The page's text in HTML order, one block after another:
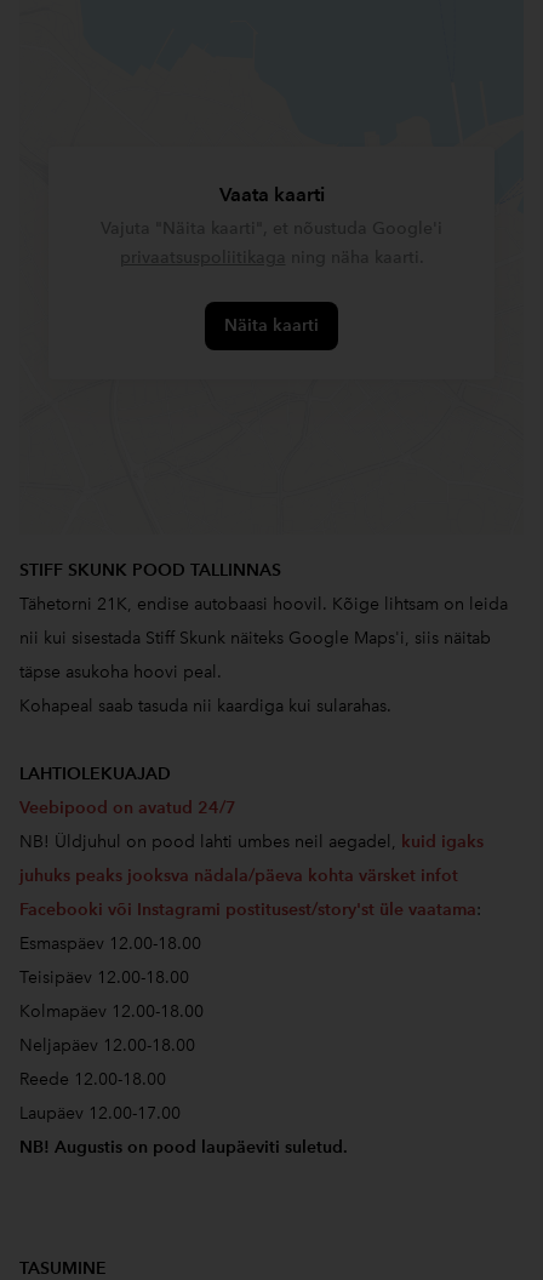
Vaata kaarti
Näita kaarti
STIFF SKUNK POOD TALLINNAS
Tähetorni 21K, endise autobaasi hoovil. Kõige lihtsam on leida
nii kui sisestada Stiff Skunk näiteks Google Maps'i, siis näitab
täpse asukoha hoovi peal.
Kohapeal saab tasuda nii kaardiga kui sularahas.
LAHTIOLEKUAJAD
Veebipood on avatud 24/7
NB! Üldjuhul on pood lahti umbes neil aegadel, kuid igaks
juhuks peaks jooksva nädala/päeva kohta värsket infot
Facebooki või Instagrami postitusest/story'st üle vaatama:
Esmaspäev 12.00-18.00
Teisipäev 12.00-18.00
Kolmapäev 12.00-18.00
Neljapäev 12.00-18.00
Reede 12.00-18.00
Laupäev 12.00-17.00
NB! Augustis on pood laupäeviti suletud.
TASUMINE